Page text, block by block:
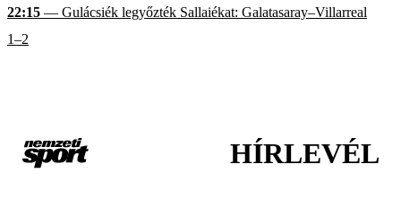
22:15 — Gulácsiék legyőzték Sallaiékat: Galatasaray–Villarreal
1–2
HÍRLEVÉL